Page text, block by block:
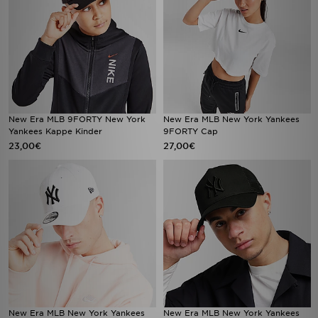
New Era MLB 9FORTY New York
Yankees Kappe Kinder
23,00€
New Era MLB New York Yankees
9FORTY Cap
27,00€
New Era MLB New York Yankees New Era MLB New York Yankees